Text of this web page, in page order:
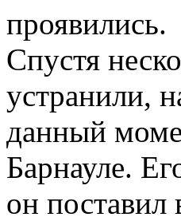
проявились.
Спустя
устранили,
данный
Барнауле.
он поставил